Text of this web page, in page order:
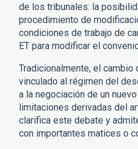
de los tribunales: la
procedimiento de
condiciones de trabajo de
ET para modificar el
Tradicionalmente, el cambio
vinculado al régimen del
a la negociación de un
limitaciones derivadas del
clarifica este debate y
con importantes matices o